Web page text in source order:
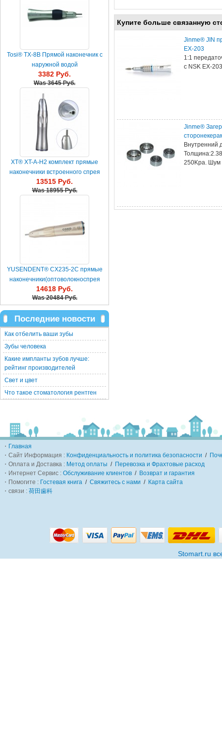
Купите больше связанную
Jinme® JIN
EX-203
1:1
с NSK EX-
Jinme®
Внутренний
250Kpa.
Tosi® TX-8B Прямой наконечник c
наружной водой
3382 Руб.
Was3645 Руб.
XT® XT-A-H2 комплект прямые
наконечники встроенного спрея
водыс низкой скоростью
13515 Руб.
Was18955 Руб.
YUSENDENT® CX235-2C прямые
наконечники(оптоволокноспрея
встроенного пульверизато...
14618 Руб.
Was20484 Руб.
Последние новости
Как отбелить ваши зубы
Зубы человека
Какие импланты зубов лучше:
рейтинг производителей
Свет и цвет
Что такое стоматология рентген
・ Главная
・Сайт Информация : Конфиденциальность и политика безопасности /
・Оплата и Доставка : Метод оплаты / Перевозка и Фрахтовые расход
・Интернет Сервис : Обслуживание клиентов / Возврат и гарантия
・Помогите : Гостевая книга / Свяжитесь с нами / Карта сайта
・связи : 荷田歯科
Stomart.ru